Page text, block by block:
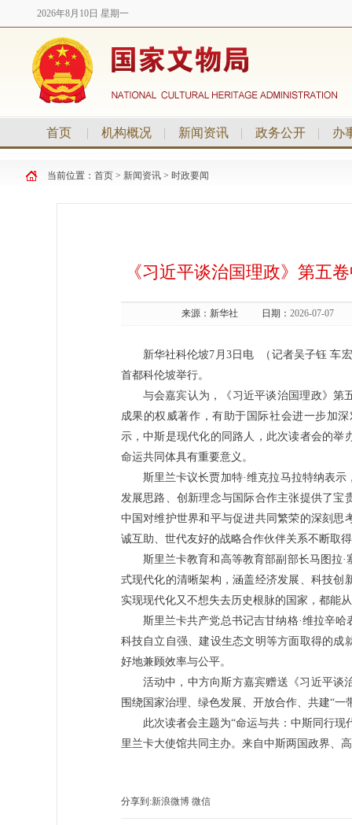
2026年8月10日 星期一
首页 | 机构概况 | 新闻资讯 | 政务公开 | 办
当前位置： 首页 > 新闻资讯 > 时政要闻
《习近平谈治国理政》第五
来源： 新华社 日期： 2026-07-07
新华社科伦坡7月3日电 （记者吴子钰 车
首都科伦坡举行。
与会嘉宾认为，《习近平谈治国理政》第
成果的权威著作，有助于国际社会进一步加
示，中斯是现代化的同路人，此次读者会的
命运共同体具有重要意义。
斯里兰卡议长贾加特·维克拉马拉特纳表
发展思路、创新理念与国际合作主张提供了
中国对维护世界和平与促进共同繁荣的深刻
诚互助、世代友好的战略合作伙伴关系不断取
斯里兰卡教育和高等教育部副部长马图拉
式现代化的清晰架构，涵盖经济发展、科技
实现现代化又不想失去历史根脉的国家，都能
斯里兰卡共产党总书记吉甘纳格·维拉辛
科技自立自强、建设生态文明等方面取得的
好地兼顾效率与公平。
活动中，中方向斯方嘉宾赠送《习近平谈
围绕国家治理、绿色发展、开放合作、共建“一
此次读者会主题为“命运与共：中斯同行
里兰卡大使馆共同主办。来自中斯两国政界、
分享到:新浪微博 微信